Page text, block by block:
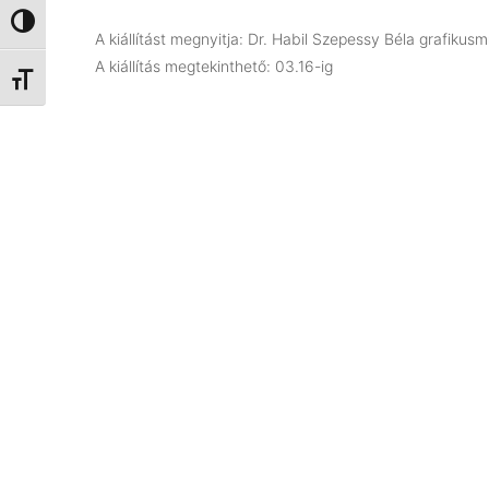
Nagy kontraszt váltása
Betűméret váltása
A kiállítást megnyitja: Dr. Habil Szepessy Béla
A kiállítás megtekinthető: 03.16-ig